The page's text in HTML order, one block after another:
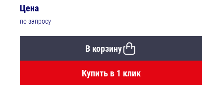
Цена
по запросу
В корзину
Купить в 1 клик